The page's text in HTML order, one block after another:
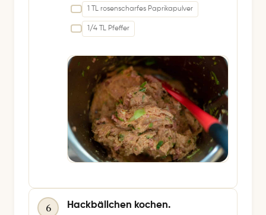
1 TL rosenscharfes Paprikapulver
1/4 TL Pfeffer
6
Hackbällchen kochen.